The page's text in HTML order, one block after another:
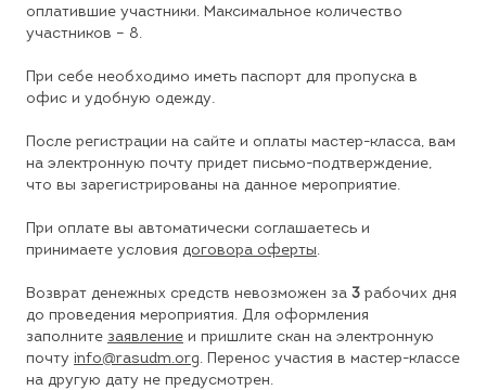
оплатившие участники. Максимальное количество
участников – 8.
При себе необходимо иметь паспорт для пропуска в
офис и удобную одежду.
После регистрации на сайте и оплаты мастер-класса, вам
на электронную почту придет письмо-подтверждение,
что вы зарегистрированы на данное мероприятие.
При оплате вы автоматически соглашаетесь и
принимаете условия договора оферты.
Возврат денежных средств невозможен за 3 рабочих дня
до проведения мероприятия. Для оформления
заполните заявление и пришлите скан на электронную
почту info@rasudm.org. Перенос участия в мастер-классе
на другую дату не предусмотрен.